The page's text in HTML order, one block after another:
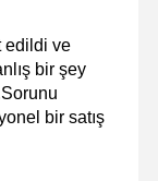
edildi ve
bir şey
bir satış